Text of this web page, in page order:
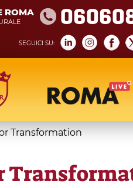
ROMA
SEGUICI SU:
Transformation